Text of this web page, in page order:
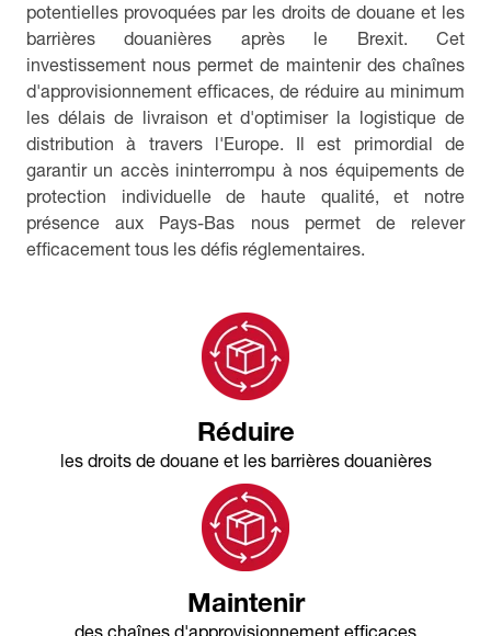
potentielles provoquées par les droits de douane et les
barrières douanières après le Brexit. Cet
investissement nous permet de maintenir des chaînes
d'approvisionnement efficaces, de réduire au minimum
les délais de livraison et d'optimiser la logistique de
distribution à travers l'Europe. Il est primordial de
garantir un accès ininterrompu à nos équipements de
protection individuelle de haute qualité, et notre
présence aux Pays-Bas nous permet de relever
efficacement tous les défis réglementaires.
Réduire
les droits de douane et les barrières douanières
Maintenir
des chaînes d'approvisionnement efficaces